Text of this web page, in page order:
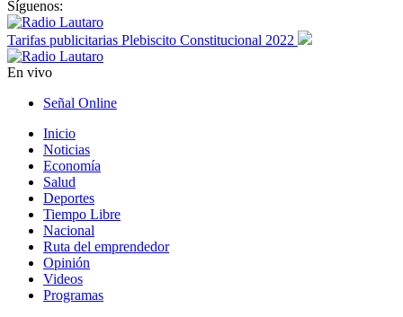
Síguenos:
Tarifas publicitarias Plebiscito Constitucional 2022
En vivo
Señal Online
Inicio
Noticias
Economía
Salud
Deportes
Tiempo Libre
Nacional
Ruta del emprendedor
Opinión
Videos
Programas